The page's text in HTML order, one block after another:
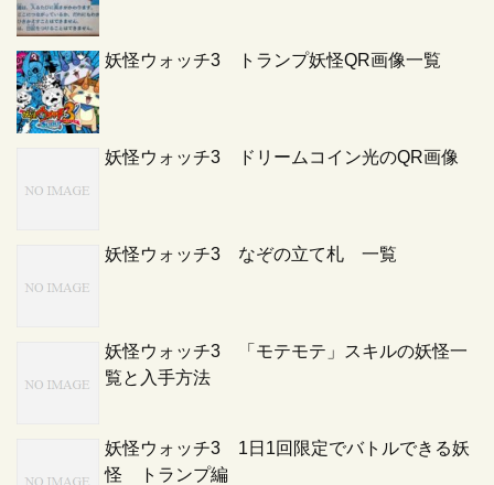
妖怪ウォッチ3 トランプ妖怪QR画像一覧
妖怪ウォッチ3 ドリームコイン光のQR画像
妖怪ウォッチ3 なぞの立て札 一覧
妖怪ウォッチ3 「モテモテ」スキルの妖怪一
覧と入手方法
妖怪ウォッチ3 1日1回限定でバトルできる妖
怪 トランプ編